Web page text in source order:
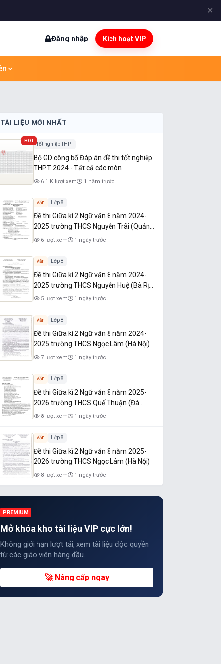
✕
Đăng nhập Kích hoạt VIP
TÀI LIỆU MỚI NHẤT
HOT
Tốt nghiệp THPT
Bộ GD công bố Đáp án đề thi tốt nghiệp
THPT 2024 - Tất cả các môn
6.1 K lượt xem 1 năm trước
Văn Lớp 8
Đề thi Giữa kì 2 Ngữ văn 8 năm 2024-
2025 trường THCS Nguyễn Trãi (Quảng
Nam)
6 lượt xem 1 ngày trước
Văn Lớp 8
Đề thi Giữa kì 2 Ngữ văn 8 năm 2024-
2025 trường THCS Nguyễn Huệ (Bà Rịa
- Vũng Tàu)
5 lượt xem 1 ngày trước
Văn Lớp 8
Đề thi Giữa kì 2 Ngữ văn 8 năm 2024-
2025 trường THCS Ngọc Lâm (Hà Nội)
7 lượt xem 1 ngày trước
Văn Lớp 8
Đề thi Giữa kì 2 Ngữ văn 8 năm 2025-
2026 trường THCS Quế Thuận (Đà
Nẵng)
8 lượt xem 1 ngày trước
Văn Lớp 8
Đề thi Giữa kì 2 Ngữ văn 8 năm 2025-
2026 trường THCS Ngọc Lâm (Hà Nội)
8 lượt xem 1 ngày trước
PREMIUM
Mở khóa kho tài liệu VIP cực lớn!
Không giới hạn lượt tải, xem tài liệu độc quyền
từ các giáo viên hàng đầu.
🚀 Nâng cấp ngay